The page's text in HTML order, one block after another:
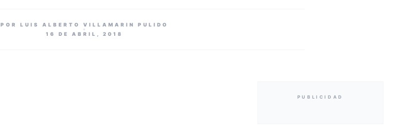
POR LUIS ALBERTO VILLAMARIN PULIDO
16 DE ABRIL, 2018
PUBLICIDAD